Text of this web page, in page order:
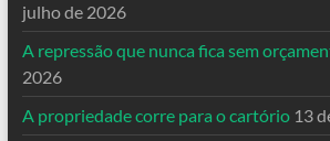
julho de 2026
A repressão que nunca fica sem
2026
A propriedade corre para o cartório 13